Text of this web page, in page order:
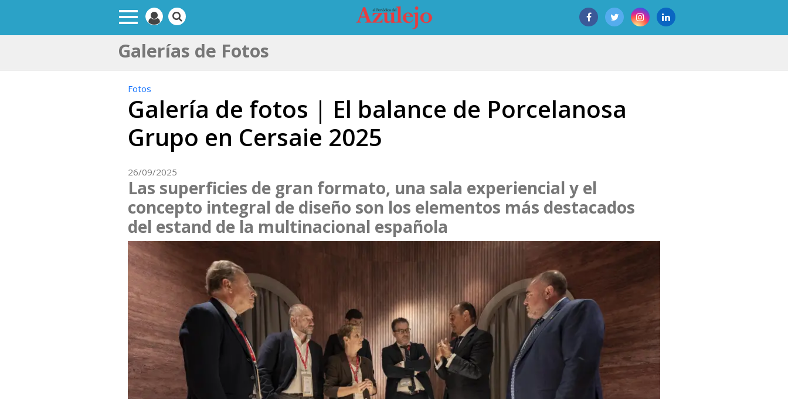
Galerías de Fotos
Fotos
Galería de fotos | El balance de Porcelanosa
Grupo en Cersaie 2025
26/09/2025
Las superficies de gran formato, una sala experiencial y el
concepto integral de diseño son los elementos más destacados
del estand de la multinacional española